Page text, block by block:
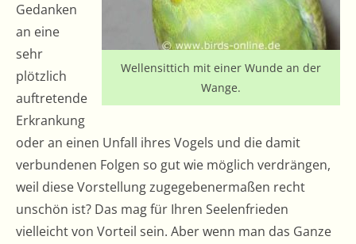
Wellensittich mit einer Wunde an der
Wange.
Gedanken
an eine
sehr
plötzlich
auftretende
Erkrankung
oder an einen Unfall ihres Vogels und die damit
verbundenen Folgen so gut wie möglich verdrängen,
weil diese Vorstellung zugegebenermaßen recht
unschön ist? Das mag für Ihren Seelenfrieden
vielleicht von Vorteil sein. Aber wenn man das Ganze